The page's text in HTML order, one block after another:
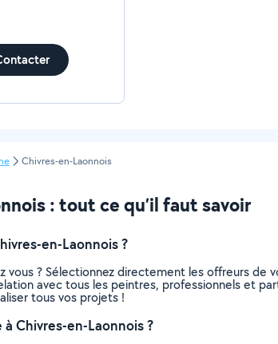
Chivres-en-Laonnois
: tout ce qu’il faut savoir
en-Laonnois ?
vous ? Sélectionnez directement les offreurs
avec tous les peintres, professionnels et
tous vos projets !
Chivres-en-Laonnois ?